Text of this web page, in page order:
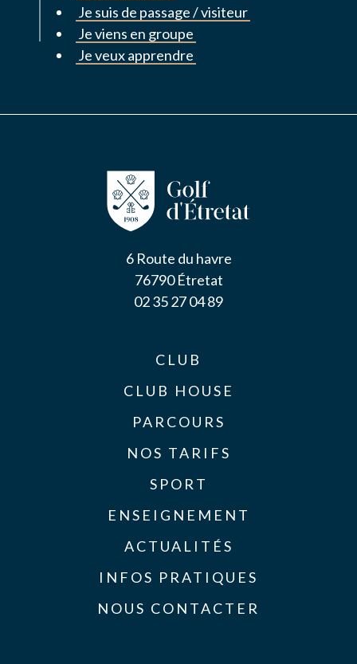
Je suis de passage / visiteur
Je viens en groupe
Je veux apprendre
6 Route du havre
76790 Étretat
02 35 27 04 89
CLUB
CLUB HOUSE
PARCOURS
NOS TARIFS
SPORT
ENSEIGNEMENT
ACTUALITÉS
INFOS PRATIQUES
NOUS CONTACTER